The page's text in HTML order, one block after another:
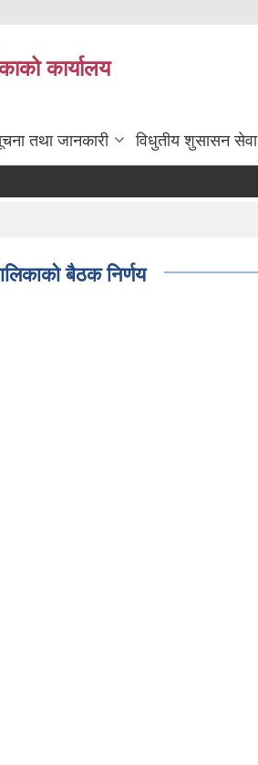
कार्यालय
तथा जानकारी विधुतीय शुसासन सेवा
बैठक निर्णय